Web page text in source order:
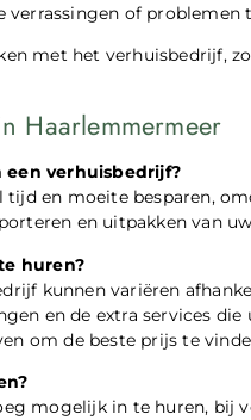
verrassingen of
met het verhuisbedrijf,
Haarlemmermeer
verhuisbedrijf?
en moeite besparen,
en uitpakken van
huren?
kunnen variëren
en de extra services
om de beste prijs te
mogelijk in te huren, bij